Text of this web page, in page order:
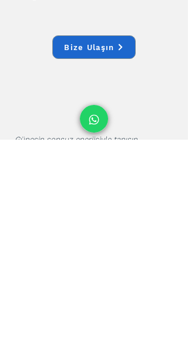
Bize Ulaşın
Güneşin sonsuz enerjisiyle tanışın.